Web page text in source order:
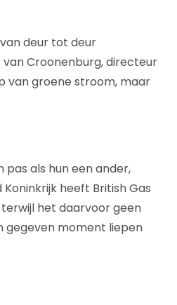
deur tot deur
Croonenburg, directeur
van groene stroom, maar
pas als hun een ander,
heeft British Gas
het daarvoor geen
gegeven moment liepen